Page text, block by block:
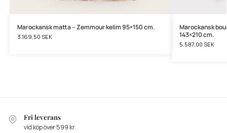
Marockansk matta – Zemmour kelim 95×150 cm.
3.169,50 SEK
Marockansk
143×210 cm.
5.587,00 SEK
Fri leverans
vid köp över 599 kr.